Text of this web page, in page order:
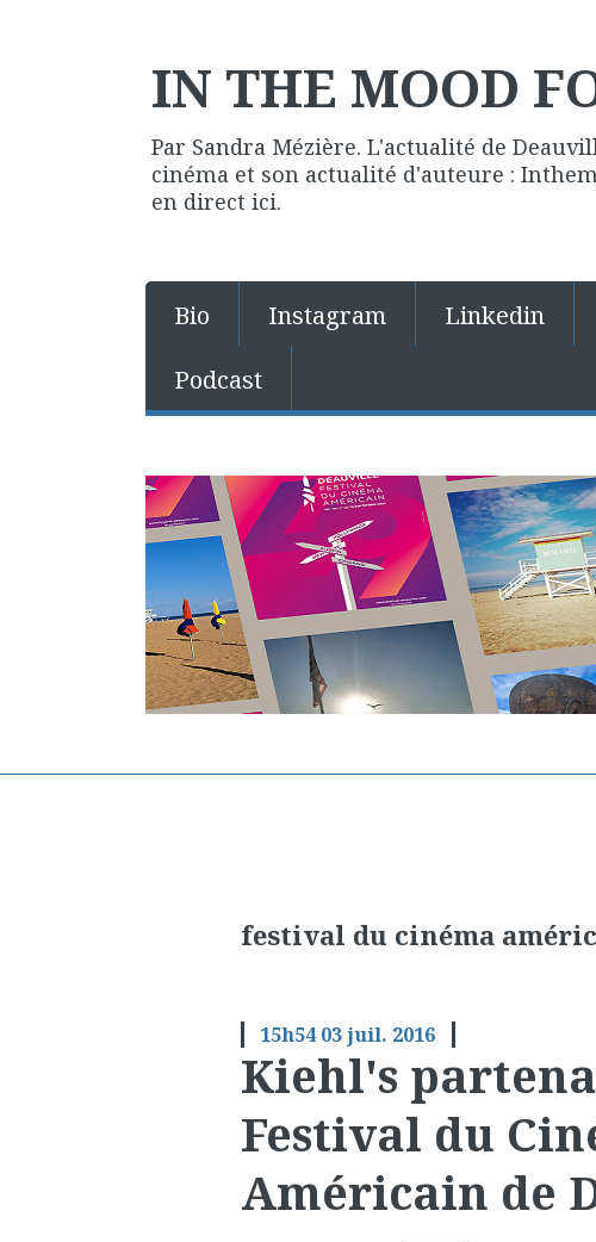
IN THE MOOD
Par Sandra Mézière. L'actualité de
cinéma et son actualité d'auteure :
en direct ici.
Bio Instagram Linkedin
Podcast
festival du cinéma
15h54 03juil. 2016
Kiehl's
Festival du
Américain de